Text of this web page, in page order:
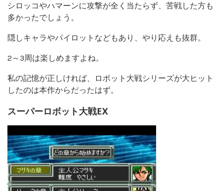
シロッコやハマーンに攻撃が全く当たらず、苦戦した方も
多かったでしょう。
隠しキャラやパイロットなどもあり、やり応えも抜群。
2～3周は楽しめますよね。
私の記憶が正しければ、ロボット大戦シリーズが大ヒット
したのは本作からだったはず。
スーパーロボット大戦EX